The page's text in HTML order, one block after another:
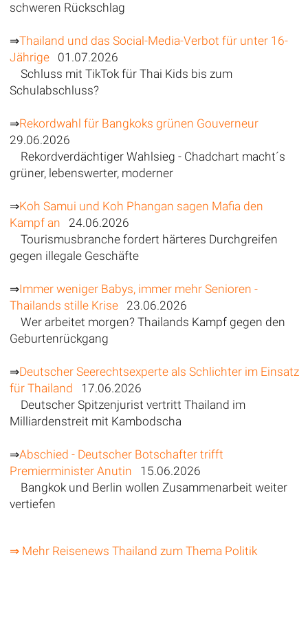
schweren Rückschlag
⇒Thailand und das Social-Media-Verbot für unter 16-
Jährige01.07.2026
Schluss mit TikTok für Thai Kids bis zum
Schulabschluss?
⇒Rekordwahl für Bangkoks grünen Gouverneur
29.06.2026
Rekordverdächtiger Wahlsieg - Chadchart macht´s
grüner, lebenswerter, moderner
⇒Koh Samui und Koh Phangan sagen Mafia den
Kampf an 24.06.2026
Tourismusbranche fordert härteres Durchgreifen
gegen illegale Geschäfte
⇒Immer weniger Babys, immer mehr Senioren -
Thailands stille Krise23.06.2026
Wer arbeitet morgen? Thailands Kampf gegen den
Geburtenrückgang
⇒Deutscher Seerechtsexperte als Schlichter im Einsatz
für Thailand 17.06.2026
Deutscher Spitzenjurist vertritt Thailand im
Milliardenstreit mit Kambodscha
⇒Abschied - Deutscher Botschafter trifft
Premierminister Anutin 15.06.2026
Bangkok und Berlin wollen Zusammenarbeit weiter
vertiefen
⇒ Mehr Reisenews Thailand zum Thema Politik